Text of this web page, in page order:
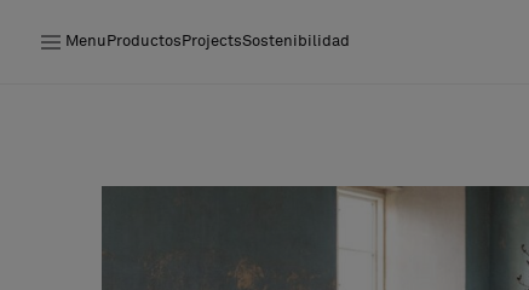
Menu Productos ProjectsSostenibilidad